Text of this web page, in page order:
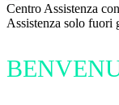
Centro Assistenza
Assistenza solo fuori